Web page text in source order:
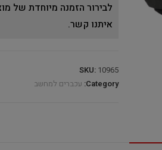
לבירור הזמנה מיוחדת של
איתנו קשר.
SKU: 10965
Category: עכברים למחשב